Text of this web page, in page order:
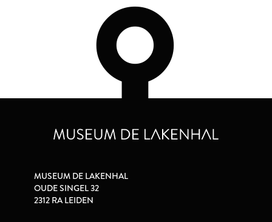
MUSEUM DE LAKENHAL
OUDE SINGEL 32
2312 RA LEIDEN